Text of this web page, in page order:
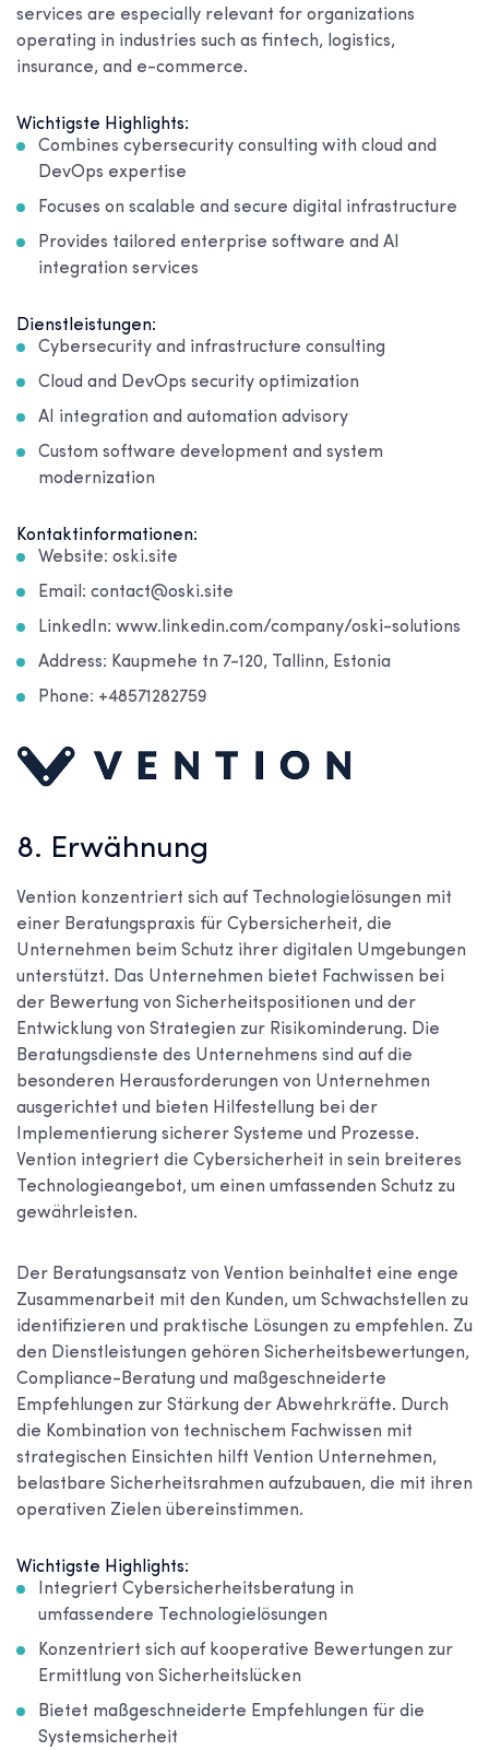
services are especially relevant for organizations
operating in industries such as fintech, logistics,
insurance, and e-commerce.
Wichtigste Highlights:
Combines cybersecurity consulting with cloud and
DevOps expertise
Focuses on scalable and secure digital infrastructure
Provides tailored enterprise software and AI
integration services
Dienstleistungen:
Cybersecurity and infrastructure consulting
Cloud and DevOps security optimization
AI integration and automation advisory
Custom software development and system
modernization
Kontaktinformationen:
Website: oski.site
Email: contact@oski.site
LinkedIn: www.linkedin.com/company/oski-solutions
Address: Kaupmehe tn 7-120, Tallinn, Estonia
Phone: +48571282759
8. Erwähnung
Vention konzentriert sich auf Technologielösungen mit
einer Beratungspraxis für Cybersicherheit, die
Unternehmen beim Schutz ihrer digitalen Umgebungen
unterstützt. Das Unternehmen bietet Fachwissen bei
der Bewertung von Sicherheitspositionen und der
Entwicklung von Strategien zur Risikominderung. Die
Beratungsdienste des Unternehmens sind auf die
besonderen Herausforderungen von Unternehmen
ausgerichtet und bieten Hilfestellung bei der
Implementierung sicherer Systeme und Prozesse.
Vention integriert die Cybersicherheit in sein breiteres
Technologieangebot, um einen umfassenden Schutz zu
gewährleisten.
Der Beratungsansatz von Vention beinhaltet eine enge
Zusammenarbeit mit den Kunden, um Schwachstellen zu
identifizieren und praktische Lösungen zu empfehlen. Zu
den Dienstleistungen gehören Sicherheitsbewertungen,
Compliance-Beratung und maßgeschneiderte
Empfehlungen zur Stärkung der Abwehrkräfte. Durch
die Kombination von technischem Fachwissen mit
strategischen Einsichten hilft Vention Unternehmen,
belastbare Sicherheitsrahmen aufzubauen, die mit ihren
operativen Zielen übereinstimmen.
Wichtigste Highlights:
Integriert Cybersicherheitsberatung in
umfassendere Technologielösungen
Konzentriert sich auf kooperative Bewertungen zur
Ermittlung von Sicherheitslücken
Bietet maßgeschneiderte Empfehlungen für die
Systemsicherheit